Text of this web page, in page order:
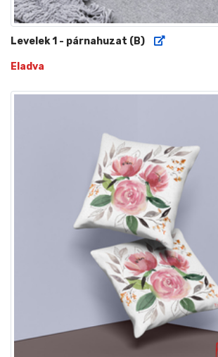
Levelek 1 - párnahuzat (B)
Eladva